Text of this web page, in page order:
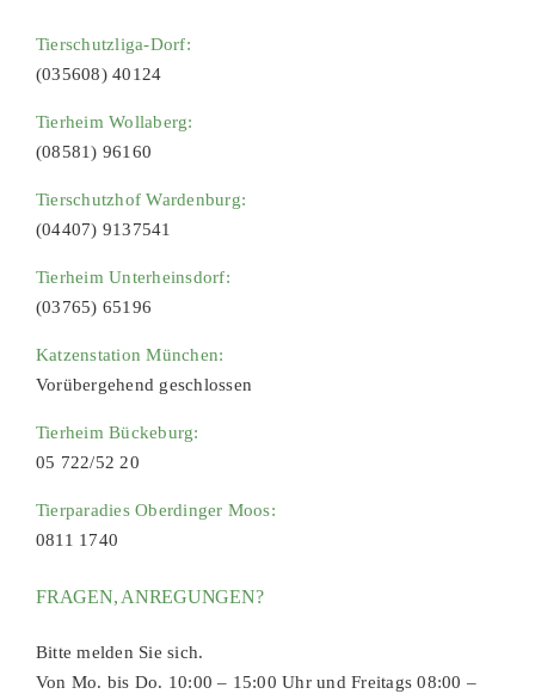
Tierschutzliga-Dorf:
(035608) 40124
Tierheim Wollaberg:
(08581) 96160
Tierschutzhof Wardenburg:
(04407) 9137541
Tierheim Unterheinsdorf:
(03765) 65196
Katzenstation München:
Vorübergehend geschlossen
Tierheim Bückeburg:
05 722/52 20
Tierparadies Oberdinger Moos:
0811 1740
FRAGEN, ANREGUNGEN?
Bitte melden Sie sich.
Von Mo. bis Do. 10:00 – 15:00 Uhr und Freitags 08:00 –